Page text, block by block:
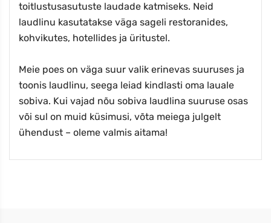
toitlustusasutuste laudade katmiseks. Neid
laudlinu kasutatakse väga sageli restoranides,
kohvikutes, hotellides ja üritustel.
Meie poes on väga suur valik erinevas suuruses ja
toonis laudlinu, seega leiad kindlasti oma lauale
sobiva. Kui vajad nõu sobiva laudlina suuruse osas
või sul on muid küsimusi, võta meiega julgelt
ühendust – oleme valmis aitama!